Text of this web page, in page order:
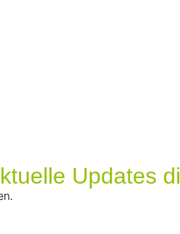
Updates